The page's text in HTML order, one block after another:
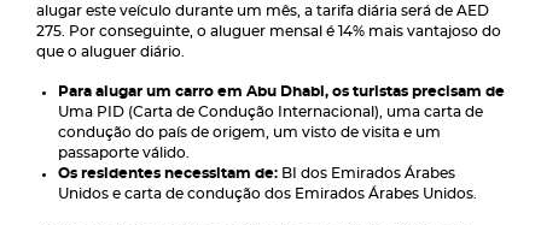
alugar este veículo durante um mês, a tarifa diária será de AED
275. Por conseguinte, o aluguer mensal é 14% mais vantajoso do
que o aluguer diário.
Para alugar um carro em Abu Dhabi, os turistas precisam de
Uma PID (Carta de Condução Internacional), uma carta de
condução do país de origem, um visto de visita e um
passaporte válido.
Os residentes necessitam de: BI dos Emirados Árabes
Unidos e carta de condução dos Emirados Árabes Unidos.